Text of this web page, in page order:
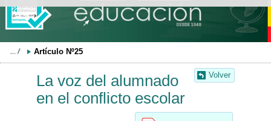
Artículo Nº25
Volver
La voz del alumnado
en el conflicto escolar